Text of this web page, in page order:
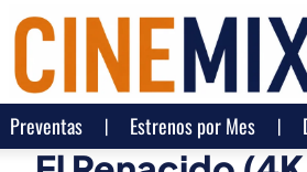
Preventas Estrenos por Mes